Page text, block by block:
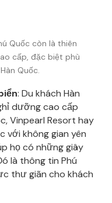
Quốc còn là thiên
cấp, đặc biệt phù
Quốc.
: Du khách Hàn
dưỡng cao cấp
Vinpearl Resort hay
với không gian yên
họ có những giây
là thông tin Phú
thư giãn cho khách